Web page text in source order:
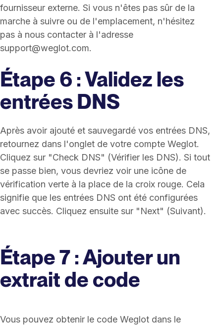
fournisseur externe. Si vous n'êtes pas sûr de la
marche à suivre ou de l'emplacement, n'hésitez
pas à nous contacter à l'adresse
support@weglot.com.
Étape 6 : Validez les
entrées DNS
Après avoir ajouté et sauvegardé vos entrées DNS,
retournez dans l'onglet de votre compte Weglot.
Cliquez sur "Check DNS" (Vérifier les DNS). Si tout
se passe bien, vous devriez voir une icône de
vérification verte à la place de la croix rouge. Cela
signifie que les entrées DNS ont été configurées
avec succès. Cliquez ensuite sur "Next" (Suivant).
Étape 7 : Ajouter un
extrait de code
Vous pouvez obtenir le code Weglot dans le